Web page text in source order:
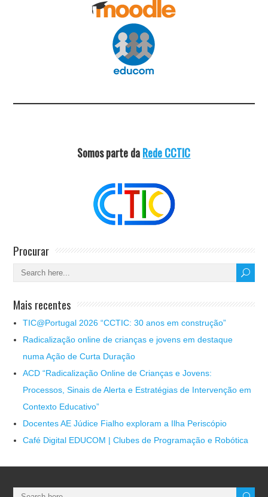
Somos parte daRede CCTIC
Procurar
Mais recentes
TIC@Portugal 2026 “CCTIC: 30 anos em construção”
Radicalização online de crianças e jovens em destaque
numa Ação de Curta Duração
ACD “Radicalização Online de Crianças e Jovens:
Processos, Sinais de Alerta e Estratégias de Intervenção em
Contexto Educativo”
Docentes AE Júdice Fialho exploram a Ilha Periscópio
Café Digital EDUCOM | Clubes de Programação e Robótica